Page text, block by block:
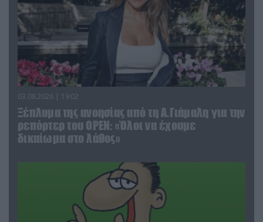
03.08.2026 | 19:02
Ξέπλυμα της ανοησίας από τη Α.Γιάμαλη για την
ρεπόρτερ του ΟΡΕΝ: «Όλοι να έχουμε
δικαίωμα στο λάθος»